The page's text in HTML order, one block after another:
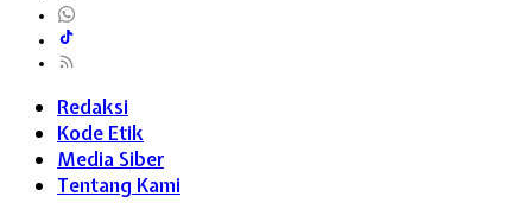
Redaksi
Kode Etik
Media Siber
Tentang Kami